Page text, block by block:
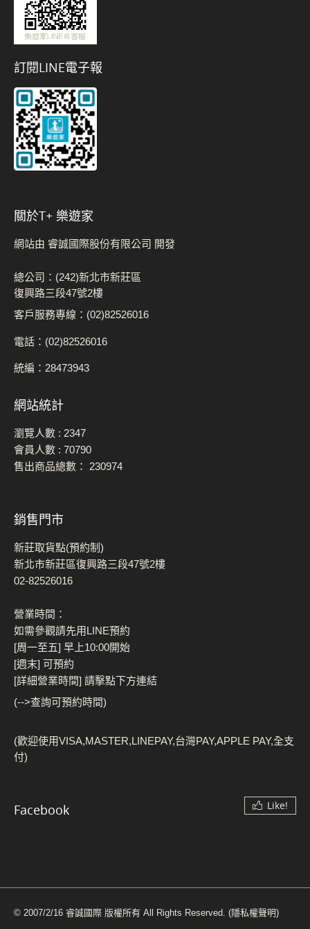
訂閱LINE電子報
關於t+ 樂遊家
網站由 睿誠國際股份有限公司 開發
總公司：(242)新北市新莊區
復興路三段47號2樓
客戶服務專線：(02)82526016
電話：(02)82526016
統編：28473943
網站統計
瀏覽人數 : 2347
會員人數 : 70790
售出商品總數： 230974
銷售門市
新莊取貨點(預約制)
新北市新莊區復興路三段47號2樓
02-82526016
營業時間：
如需參觀請先用LINE預約
[周一至五] 早上10:00開始
[週末] 可預約
[詳細營業時間] 請擊點下方連結
(-->查詢可預約時間)
(歡迎使用VISA,MASTER,LINEPAY,台灣PAY,APPLE PAY,全支
付)
Facebook Like!
© 2007/2/16 睿誠國際 版權所有 All Rights Reserved. (隱私權聲明)